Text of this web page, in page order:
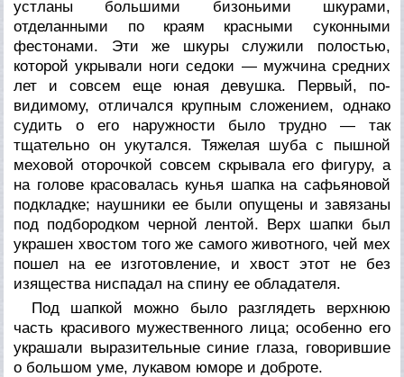
устланы большими бизоньими шкурами,
отделанными по краям красными суконными
фестонами. Эти же шкуры служили полостью,
которой укрывали ноги седоки — мужчина средних
лет и совсем еще юная девушка. Первый, по-
видимому, отличался крупным сложением, однако
судить о его наружности было трудно — так
тщательно он укутался. Тяжелая шуба с пышной
меховой оторочкой совсем скрывала его фигуру, а
на голове красовалась кунья шапка на сафьяновой
подкладке; наушники ее были опущены и завязаны
под подбородком черной лентой. Верх шапки был
украшен хвостом того же самого животного, чей мех
пошел на ее изготовление, и хвост этот не без
изящества ниспадал на спину ее обладателя.
Под шапкой можно было разглядеть верхнюю
часть красивого мужественного лица; особенно его
украшали выразительные синие глаза, говорившие
о большом уме, лукавом юморе и доброте.